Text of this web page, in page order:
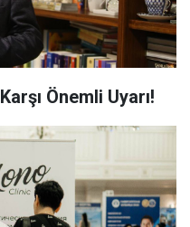
Önemli Uyarı!